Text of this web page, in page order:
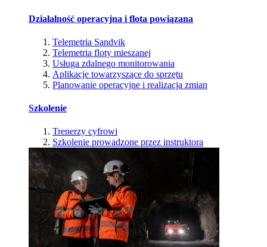
Działalność operacyjna i flota powiązana
Telemetria Sandvik
Telemetria floty mieszanej
Usługa zdalnego monitorowania
Aplikacje towarzyszące do sprzętu
Planowanie operacyjne i realizacja zmian
Szkolenie
Trenerzy cyfrowi
Szkolenie prowadzone przez instruktora